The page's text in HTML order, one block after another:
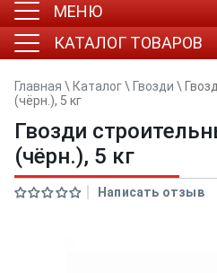
МЕНЮ
КАТАЛОГ ТОВАРОВ
Главная \ Каталог\ Гвозди \
(чёрн.), 5 кг
Гвозди
(чёрн.), 5 кг
Написать отзыв